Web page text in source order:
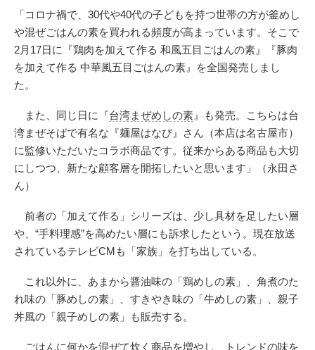
「コロナ禍で、30代や40代の子どもを持つ世帯の方が釜めし
や混ぜごはんの素を買われる頻度が高まっています。そこで
2月17日に『鶏肉を加えて作る 和風五目ごはんの素』『豚肉
を加えて作る 中華風五目ごはんの素』を全国発売しまし
た。
また、同じ日に『台湾まぜめしの素 』も発売。こちらは台
湾まぜそばで有名な『麺屋はなび』さん（本店は名古屋市）
に監修いただいたコラボ商品です。従来からある商品も大切
にしつつ、新たな顧客層を開拓したいと思います」（永田さ
ん）
前者の「加えて作る」シリーズは、少し具材を足したい層
や、“手料理感”を高めたい層にも訴求したという。現在放送
されているテレビCMも「家族」を打ち出している。
これ以外に、あまから醤油味の「鶏めしの素」、角煮のた
れ味の「豚めしの素」、すきやき味の「牛めしの素」、親子
丼風の「親子めしの素」も販売する。
ごはんに何かを混ぜて炊く商品を増やし、トレンドの味を